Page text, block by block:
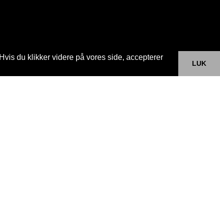
du klikker videre på vores side, accepterer
LUK